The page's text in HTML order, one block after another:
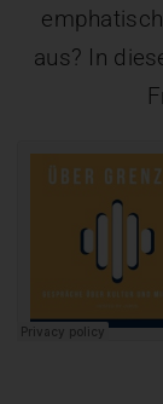
aus? In